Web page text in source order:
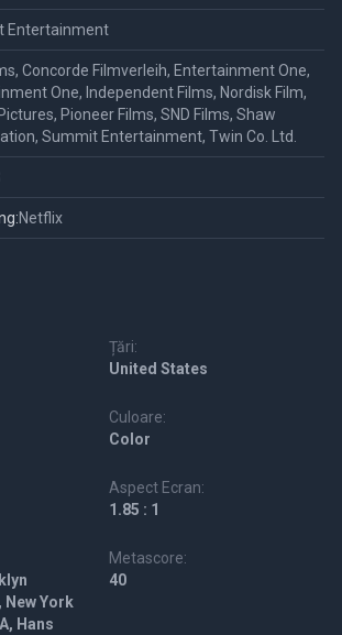
Entertainment
Concorde Filmverleih, Entertainment One,
One, Independent Films, Nordisk Film,
Pioneer Films, SND Films, Shaw
Summit Entertainment, Twin Co. Ltd.
Netflix
Țări:
United States
Culoare:
Color
Aspect Ecran:
1.85 : 1
New York
Hans
Metascore:
40